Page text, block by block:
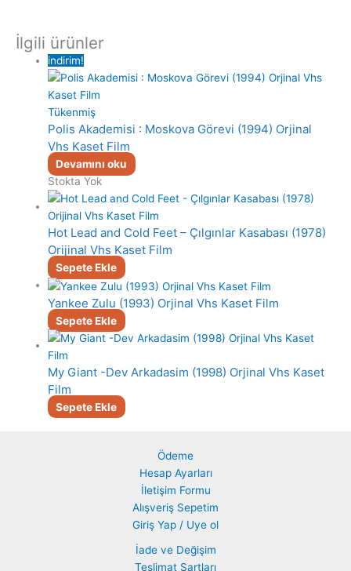
İlgili ürünler
indirim!
Tükenmiş
Polis Akademisi : Moskova Görevi (1994) Orjinal
Vhs Kaset Film
Devamını oku
Stokta Yok
Hot Lead and Cold Feet – Çılgınlar Kasabası (1978)
Orijinal Vhs Kaset Film
Sepete Ekle
Yankee Zulu (1993) Orjinal Vhs Kaset Film
Sepete Ekle
My Giant -Dev Arkadasim (1998) Orjinal Vhs Kaset
Film
Sepete Ekle
Ödeme
Hesap Ayarları
İletişim Formu
Alışveriş Sepetim
Giriş Yap / Uye ol
İade ve Değişim
Teslimat Şartları